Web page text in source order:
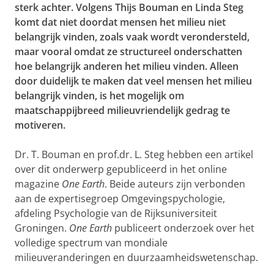
sterk achter. Volgens Thijs Bouman en Linda Steg
komt dat niet doordat mensen het milieu niet
belangrijk vinden, zoals vaak wordt verondersteld,
maar vooral omdat ze structureel onderschatten
hoe belangrijk anderen het milieu vinden. Alleen
door duidelijk te maken dat veel mensen het milieu
belangrijk vinden, is het mogelijk om
maatschappijbreed milieuvriendelijk gedrag te
motiveren.
Dr. T. Bouman en prof.dr. L. Steg hebben een artikel
over dit onderwerp gepubliceerd in het online
magazine One Earth. Beide auteurs zijn verbonden
aan de expertisegroep Omgevingspychologie,
afdeling Psychologie van de Rijksuniversiteit
Groningen. One Earth publiceert onderzoek over het
volledige spectrum van mondiale
milieuveranderingen en duurzaamheidswetenschap.